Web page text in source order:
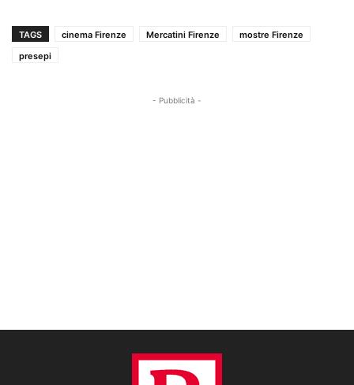
TAGS cinema Firenze Mercatini Firenze
mostre Firenze
presepi
- Pubblicità -